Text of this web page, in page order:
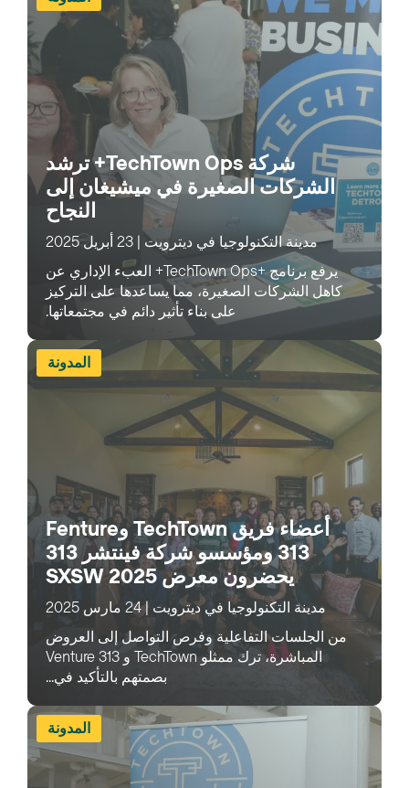
شركة TechTown Ops+ ترشد
الشركات الصغيرة في ميشيغان إلى
النجاح
مدينة التكنولوجيا في ديترويت| 23 أبريل 2025
يرفع برنامج +TechTown Ops+ العبء الإداري عن
كاهل الشركات الصغيرة، مما يساعدها على التركيز
على بناء تأثير دائم في مجتمعاتها.
المدونة
أعضاء فريق TechTown وFenture
313 ومؤسسو شركة فينتشر 313
يحضرون معرض SXSW 2025
مدينة التكنولوجيا في ديترويت| 24 مارس 2025
من الجلسات التفاعلية وفرص التواصل إلى العروض
المباشرة، ترك ممثلو TechTown و Venture 313
بصمتهم بالتأكيد في...
المدونة